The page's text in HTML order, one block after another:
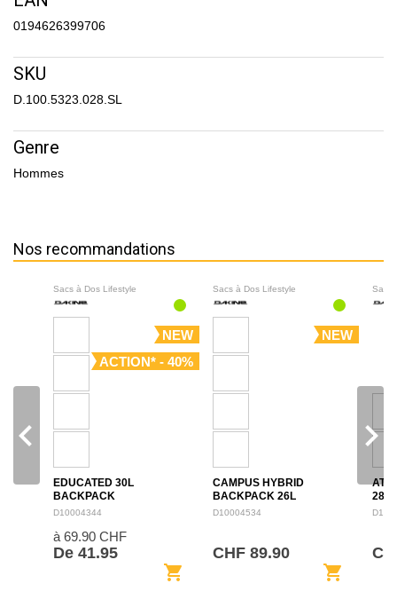
0194626399706
SKU
D.100.5323.028.SL
Genre
Hommes
Nos recommandations
Sacs à Dos Lifestyle
NEW
ACTION* - 40%
EDUCATED 30L
BACKPACK
D10004344
à 69.90 CHF
De 41.95
shopping_cart
Sacs à Dos Lifestyle
NEW
CAMPUS HYBRID
BACKPACK 26L
D10004534
CHF 89.90
shopping_cart
Sacs
28L
navigate_before navigate_next